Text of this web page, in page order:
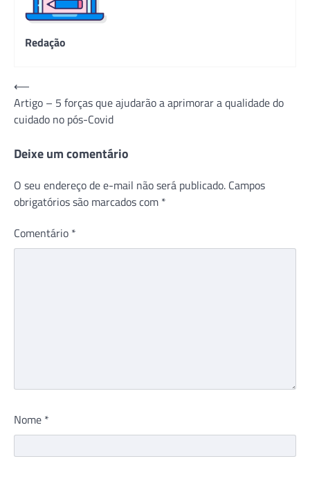
Redação
Navegação
de
Post
⟵
Artigo – 5 forças que ajudarão a aprimorar a qualidade do
cuidado no pós-Covid
Deixe um comentário
O seu endereço de e-mail não será publicado. Campos
obrigatórios são marcados com *
Comentário *
Nome *